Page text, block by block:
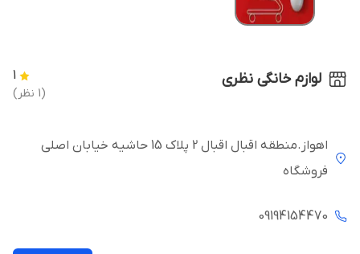
لوازم خانگی نظری 1
(1 نظر)
اهواز.منطقه اقبال اقبال 2 پلاک 15 حاشیه خیابان اصلی
فروشگاه
09194154470